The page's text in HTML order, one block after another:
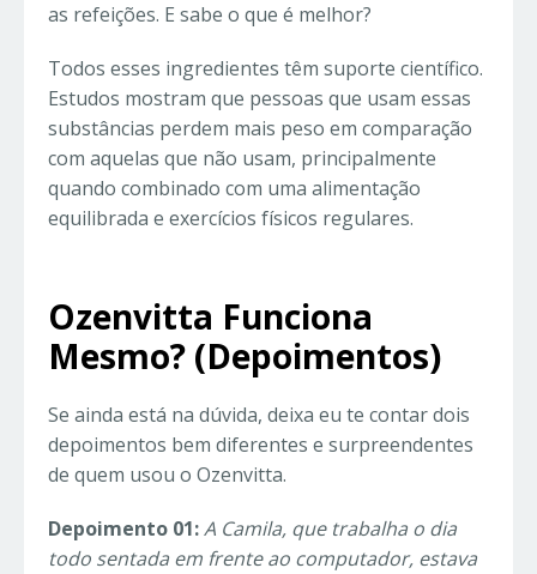
as refeições. E sabe o que é melhor?
Todos esses ingredientes têm suporte científico.
Estudos mostram que pessoas que usam essas
substâncias perdem mais peso em comparação
com aquelas que não usam, principalmente
quando combinado com uma alimentação
equilibrada e exercícios físicos regulares.
Ozenvitta Funciona
Mesmo? (Depoimentos)
Se ainda está na dúvida, deixa eu te contar dois
depoimentos bem diferentes e surpreendentes
de quem usou o Ozenvitta.
Depoimento 01:A Camila, que trabalha o dia
todo sentada em frente ao computador, estava